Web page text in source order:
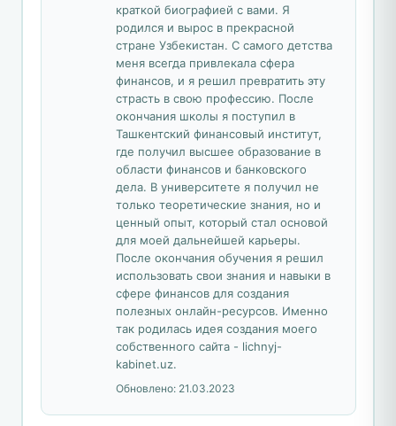
краткой биографией с вами. Я
родился и вырос в прекрасной
стране Узбекистан. С самого детства
меня всегда привлекала сфера
финансов, и я решил превратить эту
страсть в свою профессию. После
окончания школы я поступил в
Ташкентский финансовый институт,
где получил высшее образование в
области финансов и банковского
дела. В университете я получил не
только теоретические знания, но и
ценный опыт, который стал основой
для моей дальнейшей карьеры.
После окончания обучения я решил
использовать свои знания и навыки в
сфере финансов для создания
полезных онлайн-ресурсов. Именно
так родилась идея создания моего
собственного сайта - lichnyj-
kabinet.uz.
Обновлено: 21.03.2023